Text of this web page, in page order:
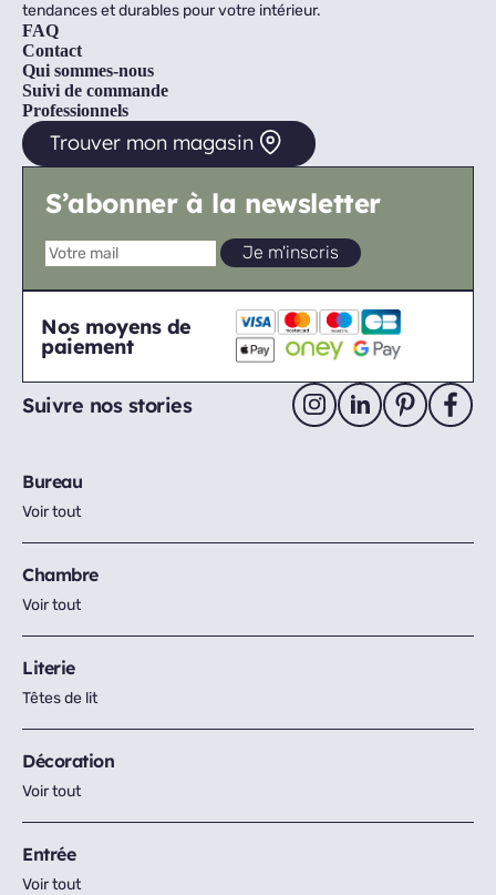
tendances et durables pour votre intérieur.
FAQ
Contact
Qui sommes-nous
Suivi de commande
Professionnels
Trouver mon magasin
S’abonner à la newsletter
Nos moyens de
paiement
Suivre nos stories
Bureau
Voir tout
Chambre
Voir tout
Literie
Têtes de lit
Décoration
Voir tout
Entrée
Voir tout